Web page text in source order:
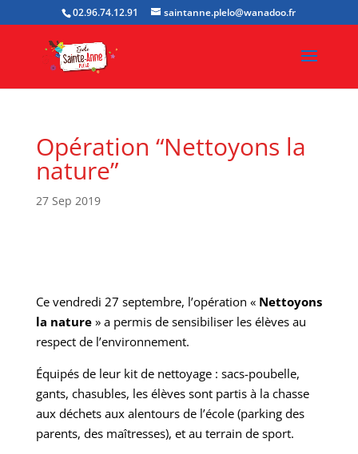
02.96.74.12.91 saintanne.plelo@wanadoo.fr
Opération “Nettoyons la
nature”
27 Sep 2019
Ce vendredi 27 septembre, l’opération « Nettoyons
la nature» a permis de sensibiliser les élèves au
respect de l’environnement.
Équipés de leur kit de nettoyage : sacs-poubelle,
gants, chasubles, les élèves sont partis à la chasse
aux déchets aux alentours de l’école (parking des
parents, des maîtresses), et au terrain de sport.